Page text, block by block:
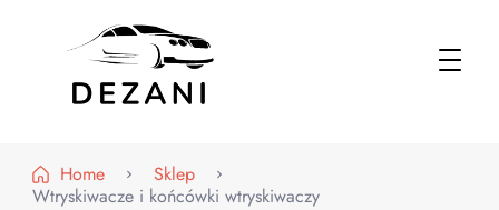
Home
Sklep
Wtryskiwacze i końcówki wtryskiwaczy